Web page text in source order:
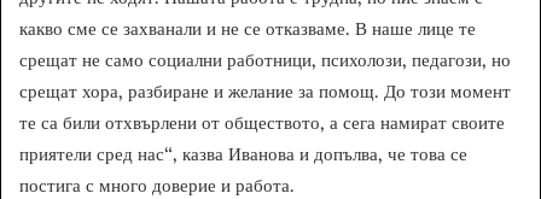
какво сме се захванали и не се отказваме. В наше лице те
срещат не само социални работници, психолози, педагози, но
срещат хора, разбиране и желание за помощ. До този момент
те са били отхвърлени от обществото, а сега намират своите
приятели сред нас“, казва Иванова и допълва, че това се
постига с много доверие и работа.